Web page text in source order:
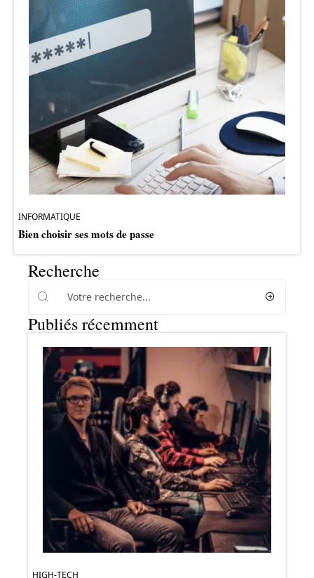
INFORMATIQUE
Bien choisir ses mots de passe
Recherche
Publiés récemment
HIGH-TECH